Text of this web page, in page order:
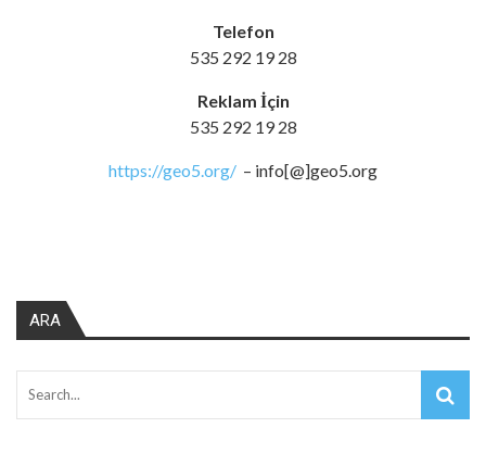
Telefon
535 292 19 28
Reklam İçin
535 292 19 28
https://geo5.org/ – info[@]geo5.org
ARA